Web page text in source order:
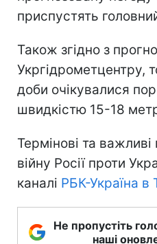
приспустять
Також згідно з
Укргідрометцентру,
доби очікувалися
швидкістю 15-18
Термінові та
війну Росії проти
каналі РБК-Україна в
Не пропустіть
наші